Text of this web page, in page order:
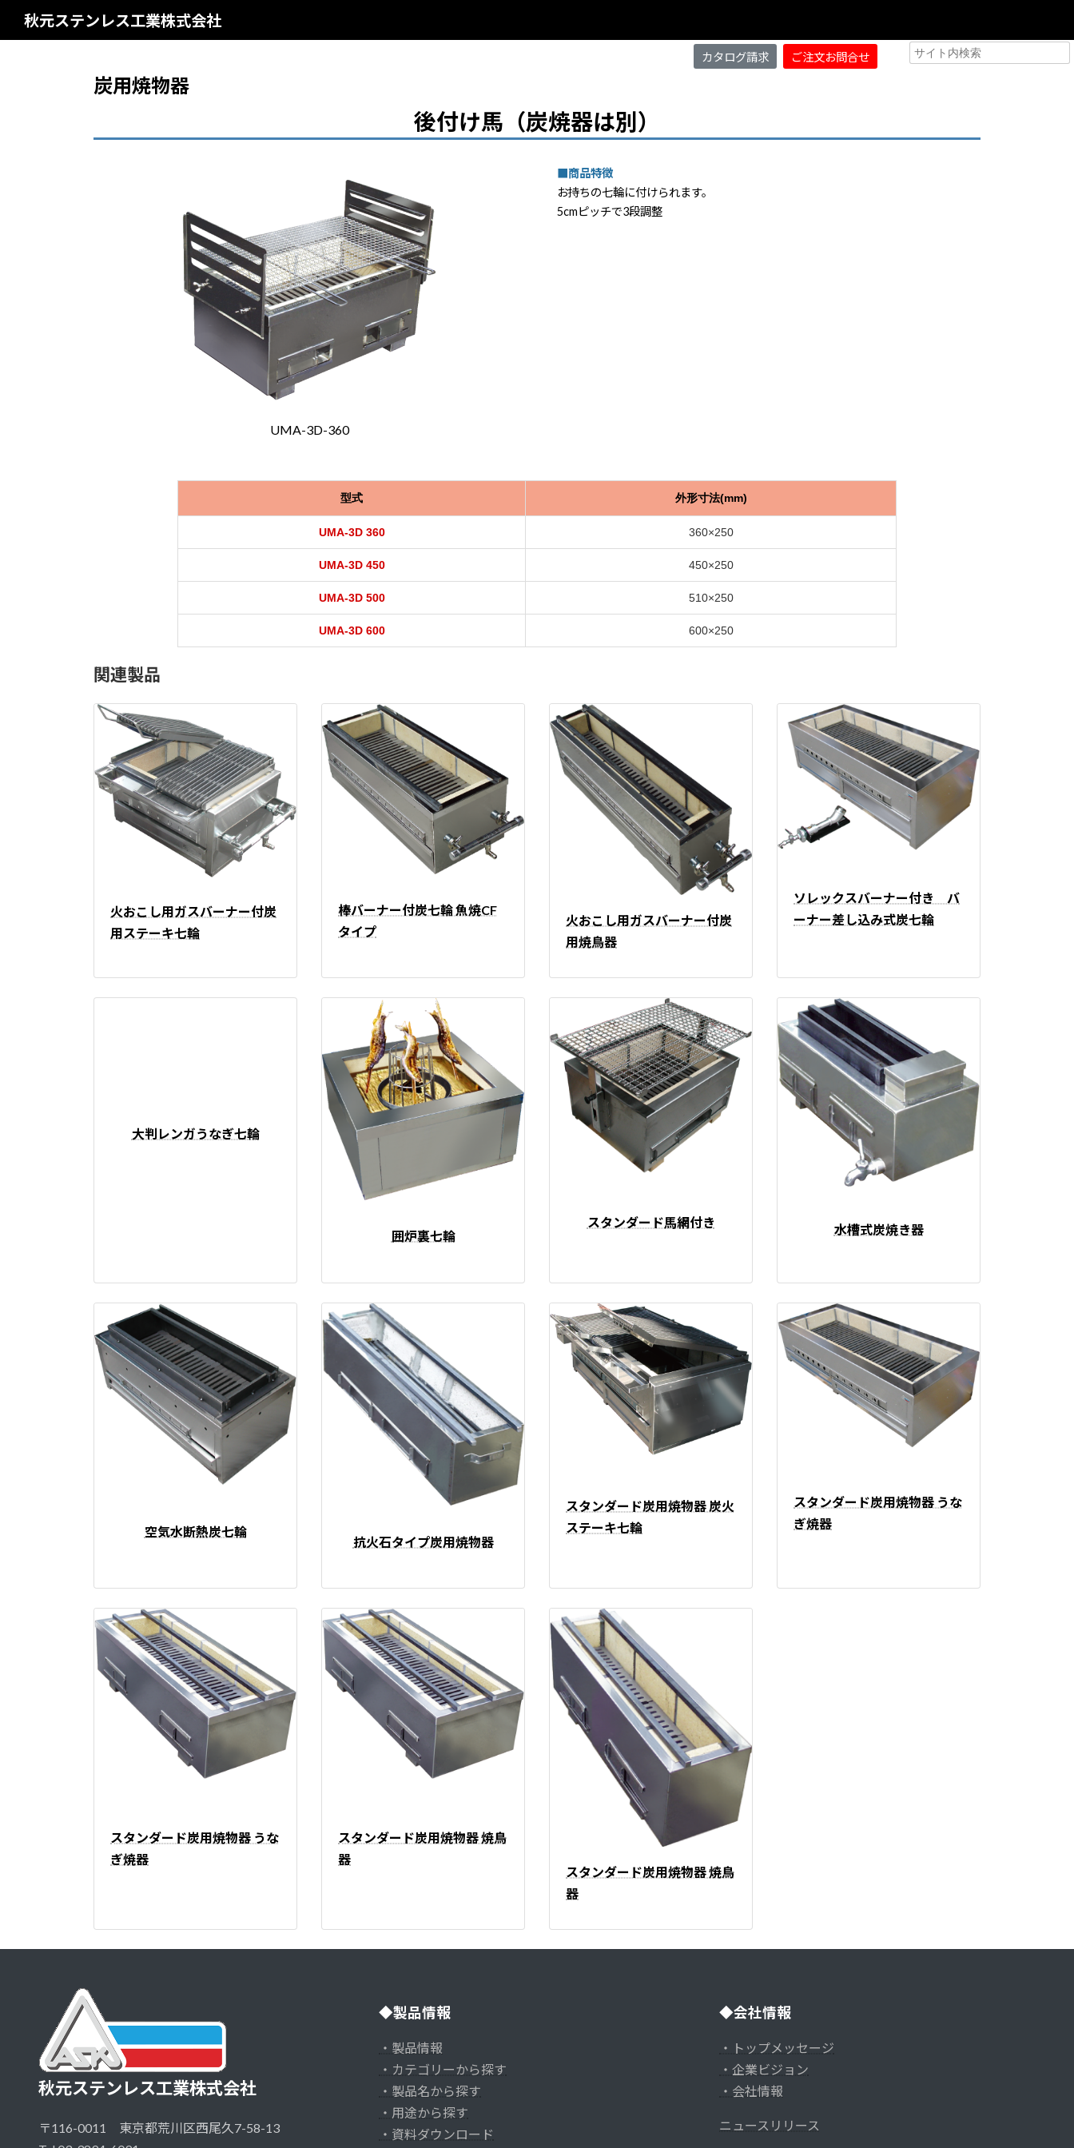
秋元ステンレス工業株式会社
カタログ請求 ご注文お問合せ
炭用焼物器
後付け馬（炭焼器は別）
UMA-3D-360
■商品特徴
お持ちの七輪に付けられます。
5cmピッチで3段調整
型式 外形寸法(mm)
UMA-3D 360 360×250
UMA-3D 450 450×250
UMA-3D 500 510×250
UMA-3D 600 600×250
関連製品
火おこし用ガスバーナー付炭
用ステーキ七輪
棒バーナー付炭七輪 魚焼CF
タイプ
火おこし用ガスバーナー付炭
用焼鳥器
ソレックスバーナー付き バ
ーナー差し込み式炭七輪
大判レンガうなぎ七輪
囲炉裏七輪
スタンダード馬網付き 水槽式炭焼き器
空気水断熱炭七輪
抗火石タイプ炭用焼物器
スタンダード炭用焼物器 炭火
ステーキ七輪
スタンダード炭用焼物器 うな
ぎ焼器
スタンダード炭用焼物器 うな
ぎ焼器
スタンダード炭用焼物器 焼鳥
器
スタンダード炭用焼物器 焼鳥
器
秋元ステンレス工業株式会社
〒116-0011 東京都荒川区西尾久7-58-13
◆製品情報
・製品情報
・カテゴリーから探す
・製品名から探す
・用途から探す
・資料ダウンロード
◆会社情報
・トップメッセージ
・企業ビジョン
・会社情報
ニュースリリース